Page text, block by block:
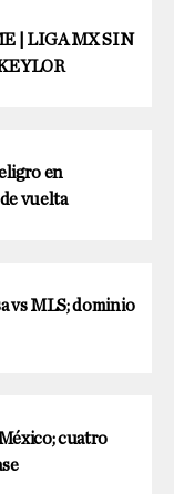
| LIGA MX SIN
en
vuelta
vs MLS; dominio
cuatro